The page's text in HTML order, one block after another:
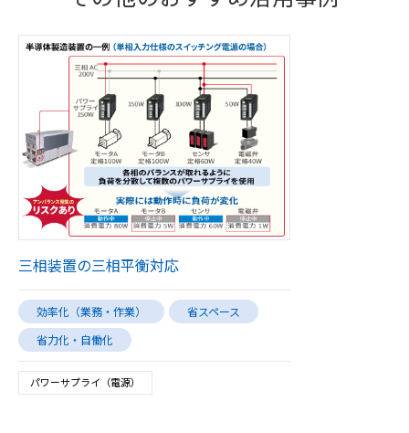
三相装置の三相平衡対応
効率化（業務・作業）
省スペース
省力化・自働化
パワーサプライ（電源）